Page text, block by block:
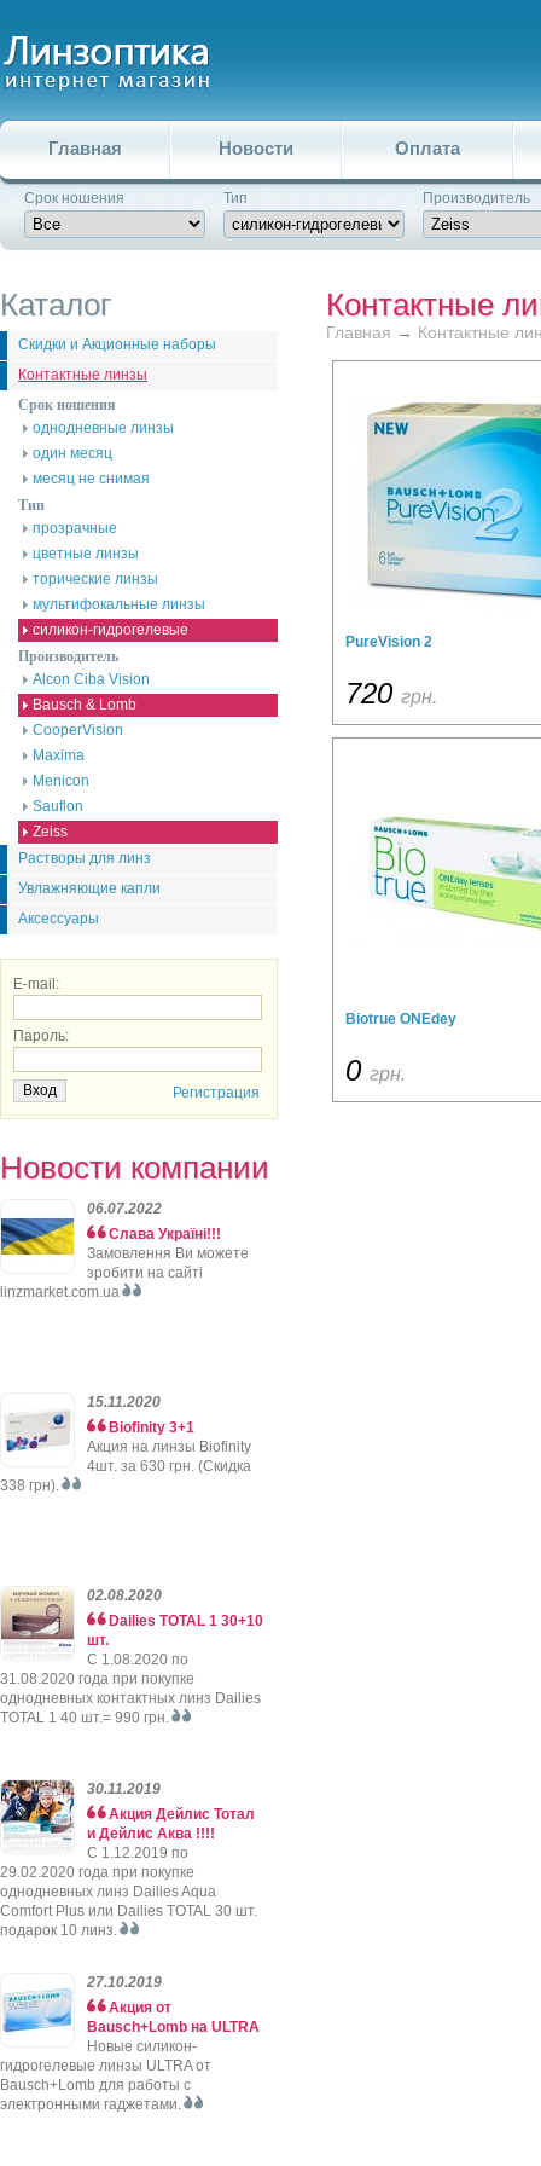
Главная Новости Оплата
Срок ношения Тип Производитель
Каталог
Скидки и Акционные наборы
Контактные линзы
Срок ношения
однодневные линзы
один месяц
месяц не снимая
Тип
прозрачные
цветные линзы
торические линзы
мультифокальные линзы
силикон-гидрогелевые
Производитель
Alcon Ciba Vision
Bausch & Lomb
CooperVision
Maxima
Menicon
Sauflon
Zeiss
Растворы для линз
Увлажняющие капли
Аксессуары
E-mail:
Пароль:
Регистрация
Новости компании
06.07.2022
Слава Україні!!!
Замовлення Ви можете
зробити на сайті
linzmarket.com.ua
15.11.2020
Biofinity 3+1
Акция на линзы Biofinity
4шт. за 630 грн. (Скидка
338 грн).
02.08.2020
Dailies TOTAL 1 30+10
шт.
C 1.08.2020 по
31.08.2020 года при покупке
однодневных контактных линз Dailies
TOTAL 1 40 шт.= 990 грн.
30.11.2019
Акция Дейлис Тотал
и Дейлис Аква !!!!
C 1.12.2019 по
29.02.2020 года при покупке
однодневных линз Dailies Aqua
Comfort Plus или Dailies TOTAL 30 шт.
подарок 10 линз.
27.10.2019
Акция от
Bausch+Lomb на ULTRA
Новые силикон-
гидрогелевые линзы ULTRA от
Bausch+Lomb для работы с
электронными гаджетами.
Контактные
Главная → Контактные
PureVision 2
720 грн.
Biotrue ONEdey
0 грн.